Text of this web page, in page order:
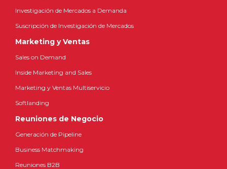
Investigación de Mercados a Demanda
Suscripción de Investigación de Mercados
Marketing y Ventas
Sales on Demand
Inside Marketing and Sales
Marketing y Ventas Multiservicio
Softlanding
Reuniones de Negocio
Generación de Pipeline
Business Matchmaking
Reuniones B2B